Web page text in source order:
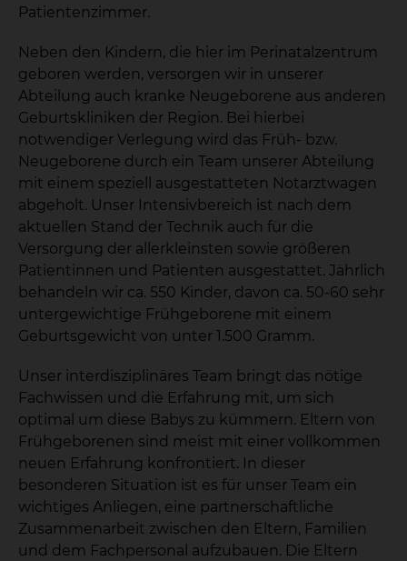
Patientenzimmer.
Neben den Kindern, die hier im Perinatalzentrum
geboren werden, versorgen wir in unserer
Abteilung auch kranke Neugeborene aus anderen
Geburtskliniken der Region. Bei hierbei
notwendiger Verlegung wird das Früh- bzw.
Neugeborene durch ein Team unserer Abteilung
mit einem speziell ausgestatteten Notarztwagen
abgeholt. Unser Intensivbereich ist nach dem
aktuellen Stand der Technik auch für die
Versorgung der allerkleinsten sowie größeren
Patientinnen und Patienten ausgestattet. Jährlich
behandeln wir ca. 550 Kinder, davon ca. 50-60 sehr
untergewichtige Frühgeborene mit einem
Geburtsgewicht von unter 1.500 Gramm.
Unser interdisziplinäres Team bringt das nötige
Fachwissen und die Erfahrung mit, um sich
optimal um diese Babys zu kümmern. Eltern von
Frühgeborenen sind meist mit einer vollkommen
neuen Erfahrung konfrontiert. In dieser
besonderen Situation ist es für unser Team ein
wichtiges Anliegen, eine partnerschaftliche
Zusammenarbeit zwischen den Eltern, Familien
und dem Fachpersonal aufzubauen. Die Eltern